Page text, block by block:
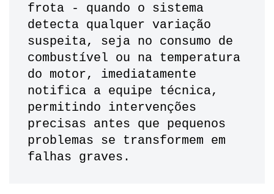
frota - quando o sistema
detecta qualquer variação
suspeita, seja no consumo de
combustível ou na temperatura
do motor, imediatamente
notifica a equipe técnica,
permitindo intervenções
precisas antes que pequenos
problemas se transformem em
falhas graves.